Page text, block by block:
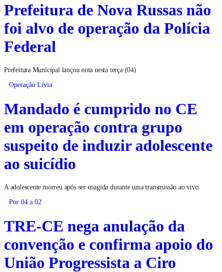
Prefeitura de Nova Russas não
foi alvo de operação da Polícia
Federal
Prefeitura Municipal lançou nota nesta terça (04)
Operação Lívia
Mandado é cumprido no CE
em operação contra grupo
suspeito de induzir adolescente
ao suicídio
A adolescente morreu após ser coagida durante uma transmissão ao vivo
Por 04 a 02
TRE-CE nega anulação da
convenção e confirma apoio do
União Progressista a Ciro